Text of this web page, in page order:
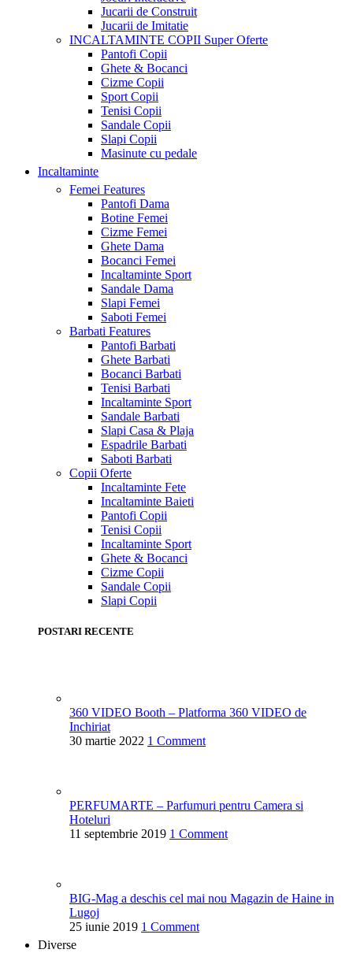
Jucarii de Construit
Jucarii de Imitatie
INCALTAMINTE COPII Super Oferte
Pantofi Copii
Ghete & Bocanci
Cizme Copii
Sport Copii
Tenisi Copii
Sandale Copii
Slapi Copii
Masinute cu pedale
Incaltaminte
Femei Features
Pantofi Dama
Botine Femei
Cizme Femei
Ghete Dama
Bocanci Femei
Incaltaminte Sport
Sandale Dama
Slapi Femei
Saboti Femei
Barbati Features
Pantofi Barbati
Ghete Barbati
Bocanci Barbati
Tenisi Barbati
Incaltaminte Sport
Sandale Barbati
Slapi Casa & Plaja
Espadrile Barbati
Saboti Barbati
Copii Oferte
Incaltaminte Fete
Incaltaminte Baieti
Pantofi Copii
Tenisi Copii
Incaltaminte Sport
Ghete & Bocanci
Cizme Copii
Sandale Copii
Slapi Copii
POSTARI RECENTE
360 VIDEO Booth – Platforma 360 VIDEO de
Inchiriat
30 martie 2022 1 Comment
PERFUMARTE – Parfumuri pentru Camera si
Hoteluri
11 septembrie 2019 1 Comment
BIG-Mag a deschis cel mai nou Magazin de Haine in
Lugoj
25 iunie 2019 1 Comment
Diverse